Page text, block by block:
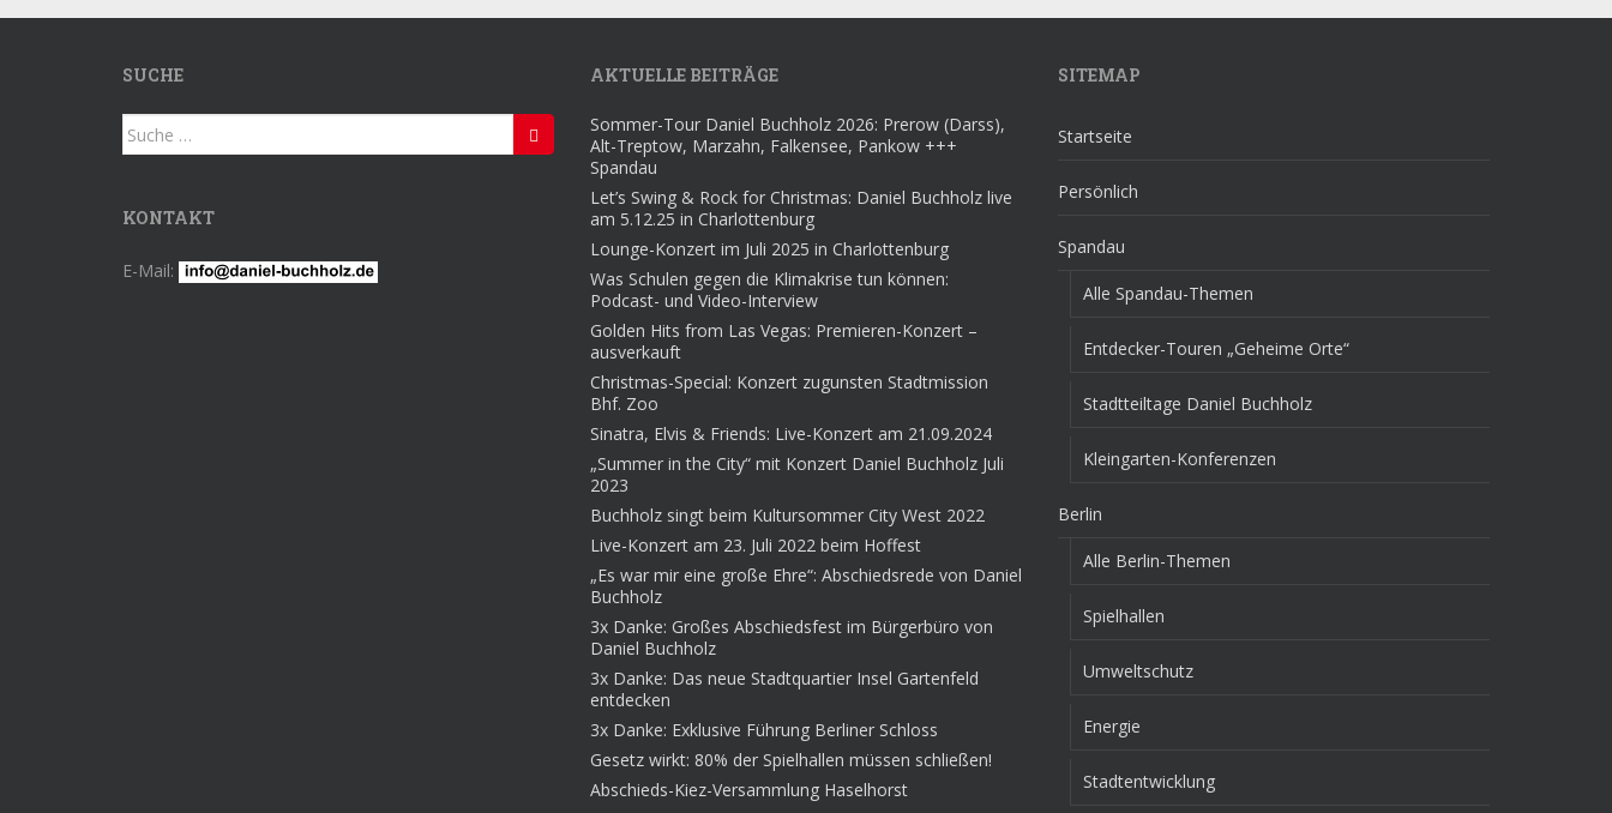
SUCHE
Suche
nach:
KONTAKT
E-Mail:
AKTUELLE BEITRÄGE
Sommer-Tour Daniel Buchholz 2026: Prerow (Darss),
Alt-Treptow, Marzahn, Falkensee, Pankow +++
Spandau
Let’s Swing & Rock for Christmas: Daniel Buchholz live
am 5.12.25 in Charlottenburg
Lounge-Konzert im Juli 2025 in Charlottenburg
Was Schulen gegen die Klimakrise tun können:
Podcast- und Video-Interview
Golden Hits from Las Vegas: Premieren-Konzert –
ausverkauft
Christmas-Special: Konzert zugunsten Stadtmission
Bhf. Zoo
Sinatra, Elvis & Friends: Live-Konzert am 21.09.2024
„Summer in the City“ mit Konzert Daniel Buchholz Juli
2023
Buchholz singt beim Kultursommer City West 2022
Live-Konzert am 23. Juli 2022 beim Hoffest
„Es war mir eine große Ehre“: Abschiedsrede von Daniel
Buchholz
3x Danke: Großes Abschiedsfest im Bürgerbüro von
Daniel Buchholz
3x Danke: Das neue Stadtquartier Insel Gartenfeld
entdecken
3x Danke: Exklusive Führung Berliner Schloss
Gesetz wirkt: 80% der Spielhallen müssen schließen!
Abschieds-Kiez-Versammlung Haselhorst
SITEMAP
Startseite
Persönlich
Spandau
Alle Spandau-Themen
Entdecker-Touren „Geheime Orte“
Stadtteiltage Daniel Buchholz
Kleingarten-Konferenzen
Berlin
Alle Berlin-Themen
Spielhallen
Umweltschutz
Energie
Stadtentwicklung